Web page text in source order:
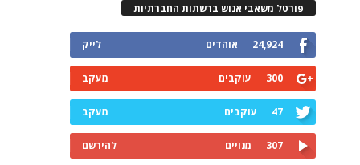
פורטל משאבי אנוש ברשתות החברתיות
24,924 אוהדים לייק
300 עוקבים מעקב
47 עוקבים מעקב
307 מנויים להירשם